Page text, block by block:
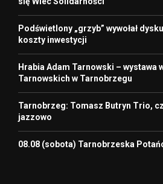
Podświetlony „grzyb” wywołał
koszty inwestycji
Hrabia Adam Tarnowski – wystawa
Tarnowskich w Tarnobrzegu
Tarnobrzeg: Tomasz Butryn Trio,
jazzowo
08.08 (sobota) Tarnobrzeska